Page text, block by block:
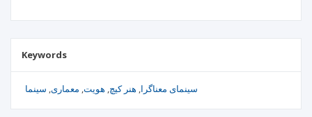
Keywords
سینمای معناگرا هنر کیچ هویت معماری سینما